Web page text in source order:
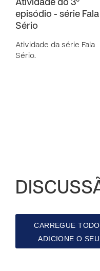
Atividade do 3º
episódio - série Fala
Sério
Atividade da série Fala
Sério.
CARREGUE
ADICIONE O